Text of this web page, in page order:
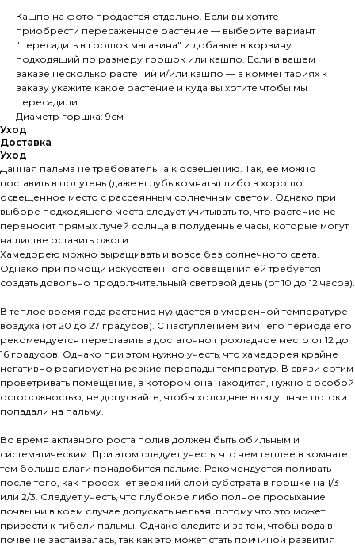
Кашпо на фото продается отдельно. Если вы хотите
приобрести пересаженное растение — выберите вариант
"пересадить в горшок магазина" и добавьте в корзину
подходящий по размеру горшок или кашпо. Если в вашем
заказе несколько растений и/или кашпо — в комментариях к
заказу укажите какое растение и куда вы хотите чтобы мы
пересадили
Диаметр горшка: 9см
Уход
Доставка
Уход
Данная пальма не требовательна к освещению. Так, ее можно
поставить в полутень (даже вглубь комнаты) либо в хорошо
освещенное место с рассеянным солнечным светом. Однако при
выборе подходящего места следует учитывать то, что растение не
переносит прямых лучей солнца в полуденные часы, которые могут
на листве оставить ожоги.
Хамедорею можно выращивать и вовсе без солнечного света.
Однако при помощи искусственного освещения ей требуется
создать довольно продолжительный световой день (от 10 до 12 часов).
В теплое время года растение нуждается в умеренной температуре
воздуха (от 20 до 27 градусов). С наступлением зимнего периода его
рекомендуется переставить в достаточно прохладное место от 12 до
16 градусов. Однако при этом нужно учесть, что хамедорея крайне
негативно реагирует на резкие перепады температур. В связи с этим
проветривать помещение, в котором она находится, нужно с особой
осторожностью, не допускайте, чтобы холодные воздушные потоки
попадали на пальму.
Во время активного роста полив должен быть обильным и
систематическим. При этом следует учесть, что чем теплее в комнате,
тем больше влаги понадобится пальме. Рекомендуется поливать
после того, как просохнет верхний слой субстрата в горшке на 1/3
или 2/3. Следует учесть, что глубокое либо полное просыхание
почвы ни в коем случае допускать нельзя, потому что это может
привести к гибели пальмы. Однако следите и за тем, чтобы вода в
почве не застаивалась, так как это может стать причиной развития